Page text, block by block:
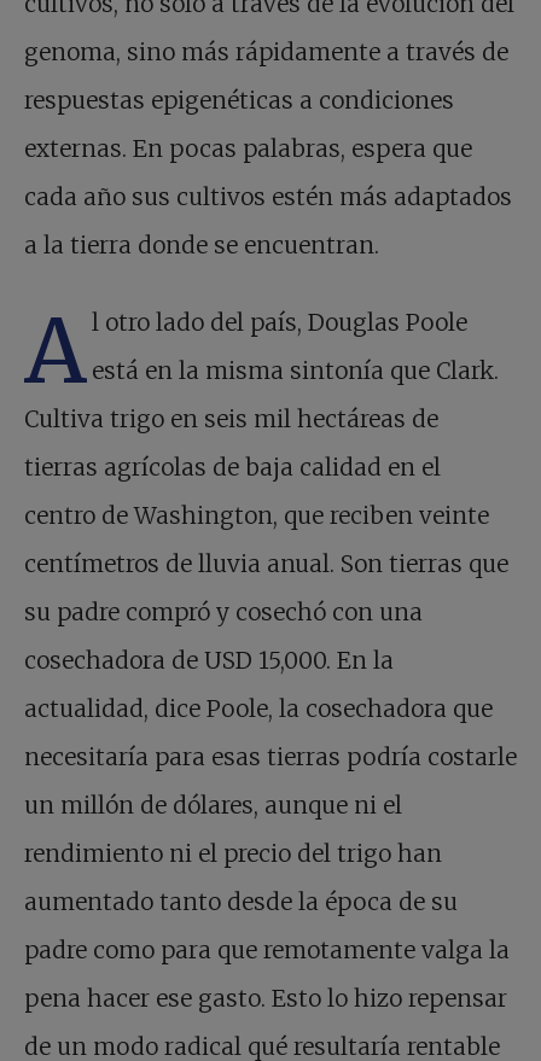
genoma, sino más rápidamente a través de
respuestas epigenéticas a condiciones
externas. En pocas palabras, espera que
cada año sus cultivos estén más adaptados
a la tierra donde se encuentran.
Al otro lado del país, Douglas Poole
está en la misma sintonía que Clark.
Cultiva trigo en seis mil hectáreas de
tierras agrícolas de baja calidad en el
centro de Washington, que reciben veinte
centímetros de lluvia anual. Son tierras que
su padre compró y cosechó con una
cosechadora de USD 15,000. En la
actualidad, dice Poole, la cosechadora que
necesitaría para esas tierras podría costarle
un millón de dólares, aunque ni el
rendimiento ni el precio del trigo han
aumentado tanto desde la época de su
padre como para que remotamente valga la
pena hacer ese gasto. Esto lo hizo repensar
de un modo radical qué resultaría rentable